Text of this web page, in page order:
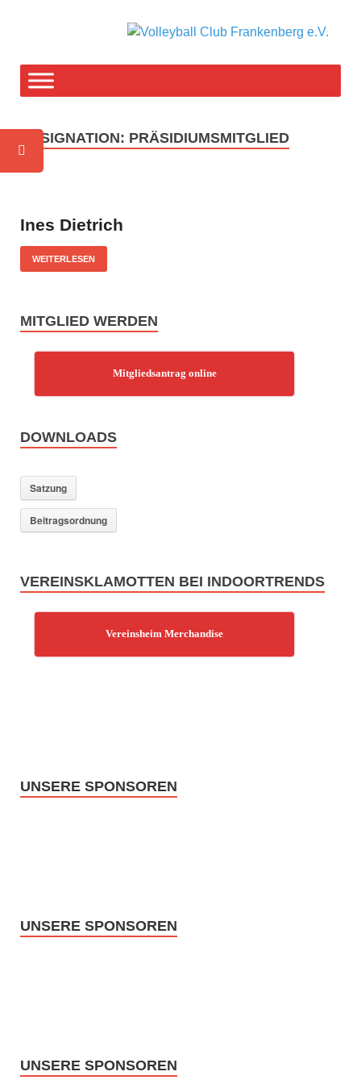
DESIGNATION: PRÄSIDIUMSMITGLIED
Ines Dietrich
WEITERLESEN
MITGLIED WERDEN
Mitgliedsantrag online
DOWNLOADS
Satzung
Beitragsordnung
VEREINSKLAMOTTEN BEI INDOORTRENDS
Vereinsheim Merchandise
UNSERE SPONSOREN
UNSERE SPONSOREN
UNSERE SPONSOREN